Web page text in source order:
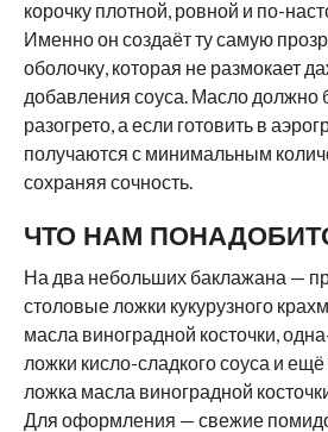
корочку плотной, ровной и по-
Именно он создаёт ту самую
оболочку, которая не размокает
добавления соуса. Масло должно
разогрето, а если готовить в
получаются с минимальным
сохраняя сочность.
ЧТО НАМ
На два небольших баклажана —
столовые ложки кукурузного
масла виноградной косточки,
ложки кисло-сладкого соуса и
ложка масла виноградной
Для оформления — свежие